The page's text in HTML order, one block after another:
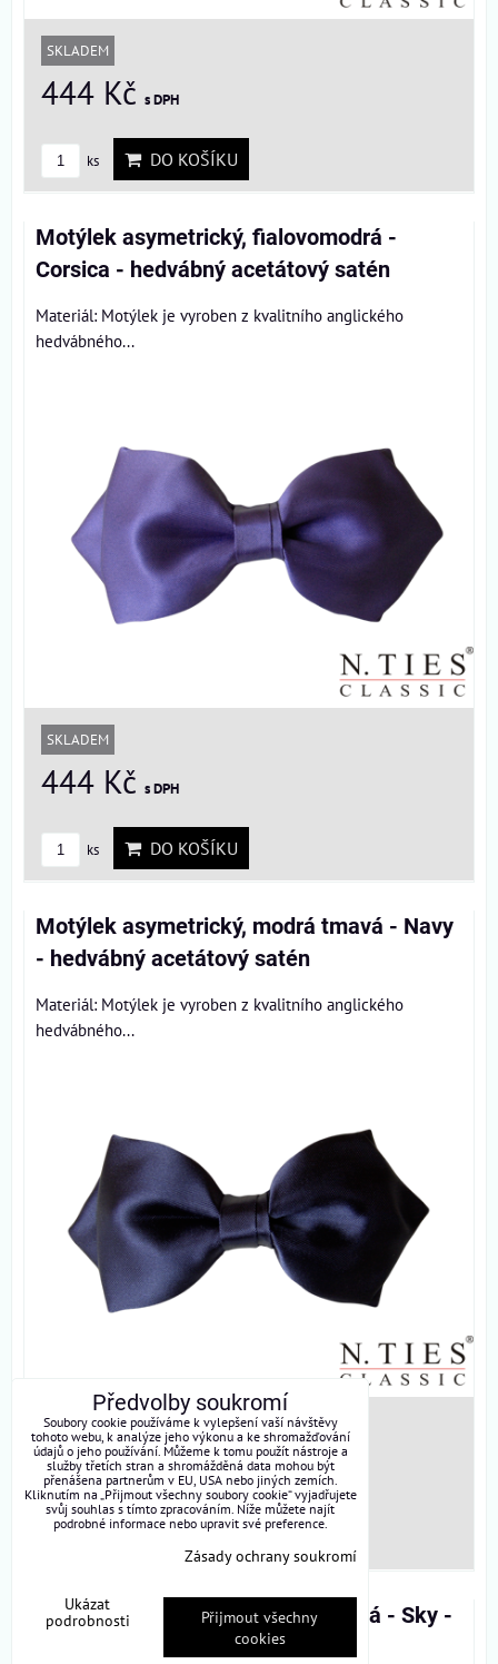
SKLADEM
444 Kč s DPH
ks DO KOŠÍKU
Motýlek asymetrický, fialovomodrá -
Corsica - hedvábný acetátový satén
Materiál: Motýlek je vyroben z kvalitního anglického
hedvábného...
SKLADEM
444 Kč s DPH
ks DO KOŠÍKU
Motýlek asymetrický, modrá tmavá - Navy
- hedvábný acetátový satén
Materiál: Motýlek je vyroben z kvalitního anglického
hedvábného...
SKLADEM
444 Kčs DPH
DO KOŠÍKU
Motýlek asymetrický, modrá světlá - Sky -
hedvábný acetátový satén
Předvolby soukromí
Soubory cookie používáme k vylepšení vaší návštěvy
tohoto webu, k analýze jeho výkonu a ke shromažďování
údajů o jeho používání. Můžeme k tomu použít nástroje a
služby třetích stran a shromážděná data mohou být
přenášena partnerům v EU, USA nebo jiných zemích.
Kliknutím na „Přijmout všechny soubory cookie“ vyjadřujete
svůj souhlas s tímto zpracováním. Níže můžete najít
podrobné informace nebo upravit své preference.
Zásady ochrany soukromí
Ukázat
podrobnosti
Přijmout všechny
cookies